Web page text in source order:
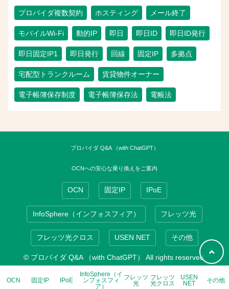
プロバイダ複数契約 ホスティング メール終了
モバイルWi-Fi 動的IP 即日 即日ID 即日ID発行
即日固定IP1 即日発行 回線 固定IP 多拠点
宅配型トランクルーム 賃貸物件オーナー
電子帳簿保存制度 電子帳簿保存法 電帳法
プロバイダ Q&A （with ChatGPT）
OCNへの安心な乗り換えをご案内
OCN 固定IP IPoE
InfoSphere（インフォスフィア） フレッツ光
フレッツ光クロス USEN NET その他
© プロバイダ Q&A （with ChatGPT） All rights reserved.
OCN 固定IP IPoE
InfoSphere（イ
ンフォスフィ
ア）
フレッツ
光
フレッツ
光クロス
USEN
NET
その他